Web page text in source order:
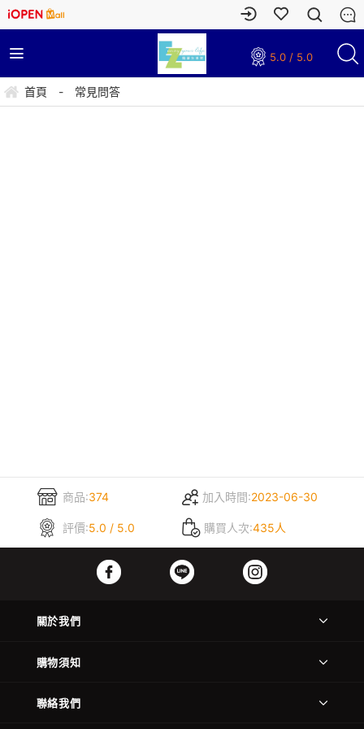
5.0 / 5.0
首頁 - 常見問答
商品:374 加入時間:2023-06-30
評價:5.0 / 5.0 購買人次:435人
關於我們
購物須知
聯絡我們